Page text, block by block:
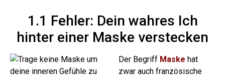
1.1 Fehler: Dein wahres Ich
hinter einer Maske verstecken
Der Begriff Maske hat
zwar auch französische